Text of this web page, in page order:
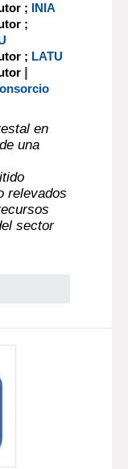
; INIA
;
; LATU
|
en
una
relevados
sector